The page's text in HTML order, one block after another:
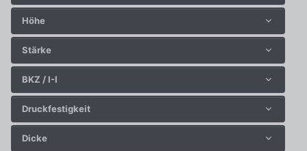
Höhe
Stärke
BKZ / I-I
Druckfestigkeit
Dicke